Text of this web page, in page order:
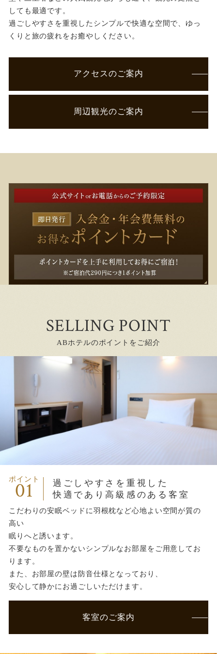
しても最適です。
過ごしやすさを重視したシンプルで快適な空間で、ゆっ
くりと旅の疲れをお癒やしください。
アクセスのご案内
周辺観光のご案内
SELLING POINT
ABホテルのポイントをご紹介
ポイント
01
過ごしやすさを重視した
快適であり高級感のある客室
こだわりの安眠ベッドに羽根枕など心地よい空間が質の
高い
眠りへと誘います。
不要なものを置かないシンプルなお部屋をご用意してお
ります。
また、お部屋の壁は防音仕様となっており、
安心して静かにお過ごしいただけます。
客室のご案内